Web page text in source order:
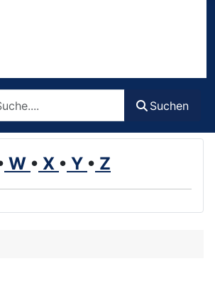
Suchen
W • X • Y • Z